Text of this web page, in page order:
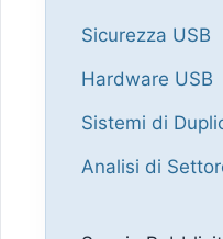
Sicurezza USB
Hardware USB
Sistemi di
Analisi di